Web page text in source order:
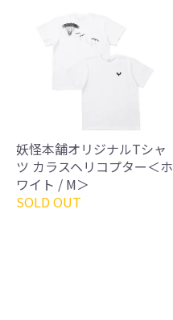
妖怪本舗オリジナルTシャ
ツ カラスヘリコプター＜ホ
ワイト / M＞
SOLD OUT